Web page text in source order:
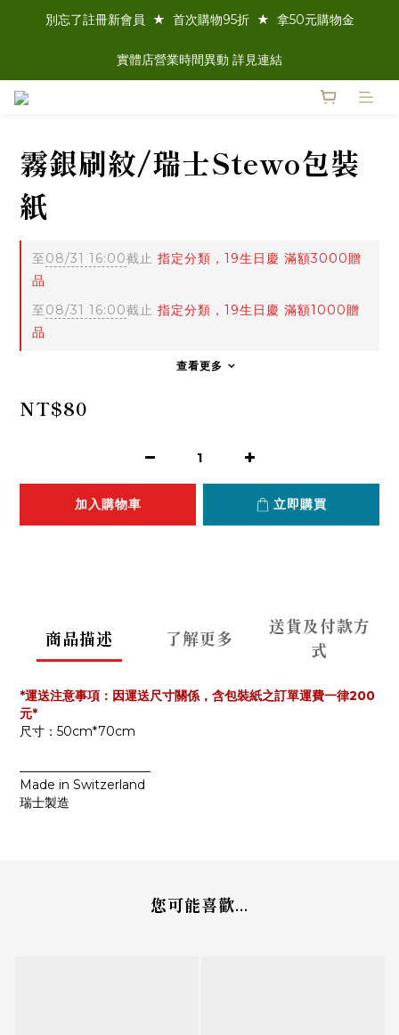
別忘了註冊新會員  ★  首次購物95折  ★  拿50元購物金
實體店營業時間異動 詳見連結
霧銀刷紋/瑞士Stewo包裝
紙
至08/31 16:00截止 指定分類，19生日慶 滿額3000贈
品
至08/31 16:00截止 指定分類，19生日慶 滿額1000贈
品
查看更多
NT$80
加入購物車 立即購買
商品描述 了解更多
送貨及付款方
式
*運送注意事項：因運送尺寸關係，含包裝紙之訂單運費一律200
元*
尺寸：50cm*70cm
Made in Switzerland
瑞士製造
您可能喜歡...